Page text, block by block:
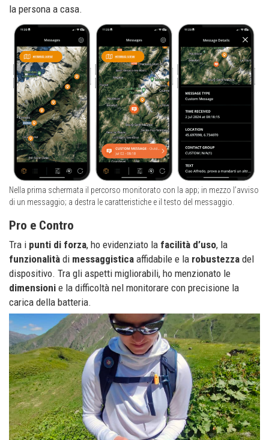
la persona a casa.
Nella prima schermata il percorso monitorato con la app; in mezzo l’avviso
di un messaggio; a destra le caratteristiche e il testo del messaggio.
Pro e Contro
Tra i punti di forza, ho evidenziato la facilità d’uso, la
funzionalità di messaggistica affidabile e la robustezza del
dispositivo. Tra gli aspetti migliorabili, ho menzionato le
dimensioni e la difficoltà nel monitorare con precisione la
carica della batteria.